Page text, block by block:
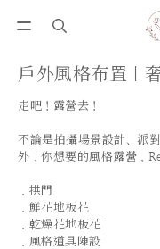
戶外風格布置｜
走吧！露營去！
不論是拍攝場景設計、派
外，你想要的風格露營，
．拱門
．鮮花地板花
．乾燥花地板花
．風格道具陳設